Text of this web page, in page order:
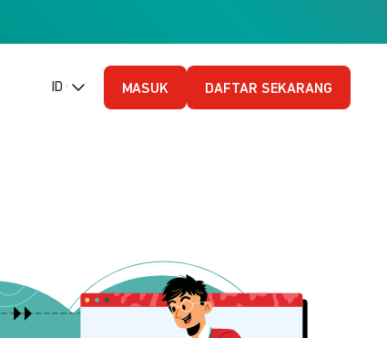
ID (Bahasa Indonesia)
MASUK DAFTAR SEKARANG